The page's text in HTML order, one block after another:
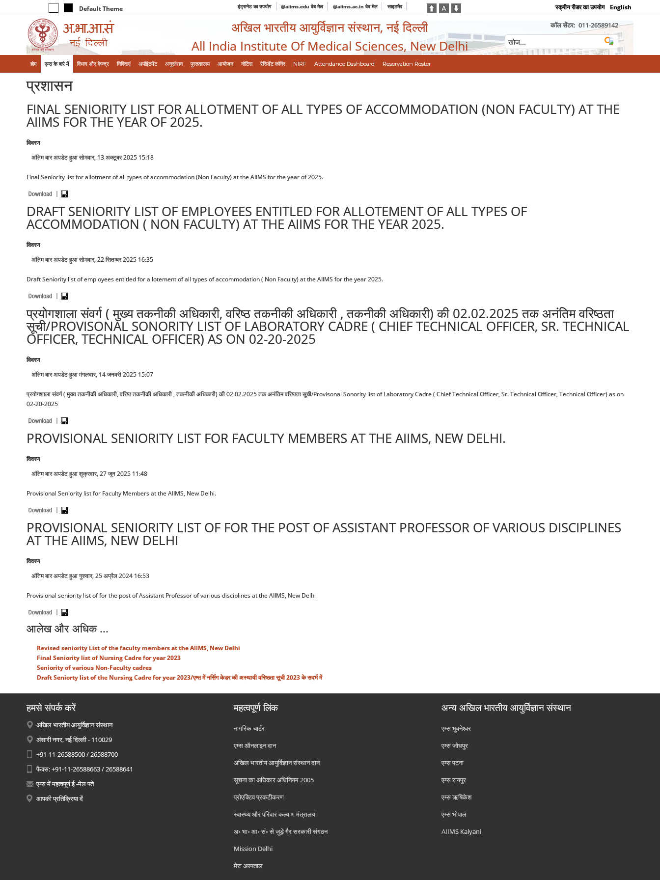
Default Theme इंट्रानेट का उपयोग @aiims.edu वेब मेल @aiims.ac.in वेब मेल साइटमैप स्क्रीन रीडर का उपयोग English
अखिल भारतीय आयुर्विज्ञान संस्थान, नई दिल्ली
All India Institute Of Medical Sciences, New Delhi
कॉल सेंटर: 011-26589142
होम एम्‍स के बारे में विभाग और केन्‍द्र निविदाएं अपॉइंटमेंट अनुसंधान पुस्तकालय आयोजन नोटिस रेसिडेंट कॉर्नर NIRF Attendance Dashboard Reservation Roster
प्रशासन
FINAL SENIORITY LIST FOR ALLOTMENT OF ALL TYPES OF ACCOMMODATION (NON FACULTY) AT THE
AIIMS FOR THE YEAR OF 2025.
विवरण
अंतिम बार अपडेट हुआ सोमवार, 13 अक्टूबर 2025 15:18
Final Seniority list for allotment of all types of accommodation (Non Faculty) at the AIIMS for the year of 2025.
DRAFT SENIORITY LIST OF EMPLOYEES ENTITLED FOR ALLOTEMENT OF ALL TYPES OF
ACCOMMODATION ( NON FACULTY) AT THE AIIMS FOR THE YEAR 2025.
विवरण
अंतिम बार अपडेट हुआ सोमवार, 22 सितम्बर 2025 16:35
Draft Seniority list of employees entitled for allotement of all types of accommodation ( Non Faculty) at the AIIMS for the year 2025.
प्रयोगशाला संवर्ग ( मुख्य तकनीकी अधिकारी, वरिष्ठ तकनीकी अधिकारी , तकनीकी अधिकारी) की 02.02.2025 तक अनंतिम वरिष्ठता
सूची/PROVISONAL SONORITY LIST OF LABORATORY CADRE ( CHIEF TECHNICAL OFFICER, SR. TECHNICAL
OFFICER, TECHNICAL OFFICER) AS ON 02-20-2025
विवरण
अंतिम बार अपडेट हुआ मंगलवार, 14 जनवरी 2025 15:07
प्रयोगशाला संवर्ग ( मुख्य तकनीकी अधिकारी, वरिष्ठ तकनीकी अधिकारी , तकनीकी अधिकारी) की 02.02.2025 तक अनंतिम वरिष्ठता सूची/Provisonal Sonority list of Laboratory Cadre ( Chief Technical Officer, Sr. Technical Officer, Technical Officer) as on
02-20-2025
PROVISIONAL SENIORITY LIST FOR FACULTY MEMBERS AT THE AIIMS, NEW DELHI.
विवरण
अंतिम बार अपडेट हुआ शुक्रवार, 27 जून 2025 11:48
Provisional Seniority list for Faculty Members at the AIIMS, New Delhi.
PROVISIONAL SENIORITY LIST OF FOR THE POST OF ASSISTANT PROFESSOR OF VARIOUS DISCIPLINES
AT THE AIIMS, NEW DELHI
विवरण
अंतिम बार अपडेट हुआ गुरुवार, 25 अप्रैल 2024 16:53
Provisional seniority list of for the post of Assistant Professor of various disciplines at the AIIMS, New Delhi
आलेख और अधिक ...
Revised seniority List of the faculty members at the AIIMS, New Delhi
Final Seniority list of Nursing Cadre for year 2023
Seniority of various Non-Faculty cadres
Draft Seniorty list of the Nursing Cadre for year 2023/एम्स में नर्सिग केडर की अस्थायी वरिष्ठता सूची 2023 के सदर्भ में
हमसे संपर्क करें
अखिल भारतीय आयुर्विज्ञान संस्थान
अंसारी नगर, नई दिल्ली - 110029
+91-11-26588500 / 26588700
फैक्स: +91-11-26588663 / 26588641
एम्स में महत्वपूर्ण ई -मेल पते
आपकी प्रतिक्रिया दें
महत्वपूर्ण लिंक
नागरिक चार्टर
एम्स ऑनलाइन दान
अखिल भारतीय आयुर्विज्ञान संस्थान दान
सूचना का अधिकार अधिनियम 2005
प्रोएक्टिव प्रकटीकरण
स्वास्थ्य और परिवार कल्याण मंत्रालय
अ॰ भा॰ आ॰ सं॰ से जुड़े गैर सरकारी संगठन
Mission Delhi
मेरा अस्पताल
अन्य अखिल भारतीय आयुर्विज्ञान संस्थान
एम्‍स भुवनेश्वर
एम्‍स जोधपुर
एम्‍स पटना
एम्‍स रायपुर
एम्‍स ऋषिकेश
एम्‍स भोपाल
AIIMS Kalyani